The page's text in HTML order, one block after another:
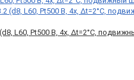
L60, Pt500 B, 4х, Δt=2°C,